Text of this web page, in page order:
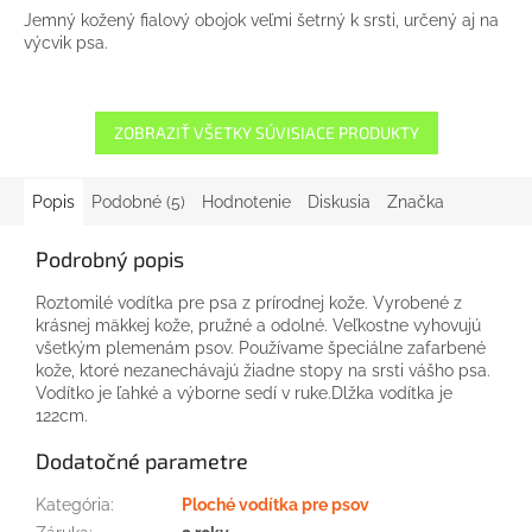
Jemný kožený fialový obojok veľmi šetrný k srsti, určený aj na
výcvik psa.
ZOBRAZIŤ VŠETKY SÚVISIACE PRODUKTY
Popis Podobné (5) Hodnotenie Diskusia Značka
Podrobný popis
Roztomilé vodítka pre psa z prírodnej kože. Vyrobené z
krásnej mäkkej kože, pružné a odolné. Veľkostne vyhovujú
všetkým plemenám psov. Používame špeciálne zafarbené
kože, ktoré nezanechávajú žiadne stopy na srsti vášho psa.
Vodítko je ľahké a výborne sedí v ruke.Dlžka vodítka je
122cm.
Dodatočné parametre
Kategória:
Ploché vodítka pre psov